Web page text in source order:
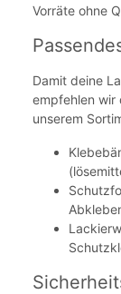
Vorräte ohne
Damit deine
empfehlen wir
unserem